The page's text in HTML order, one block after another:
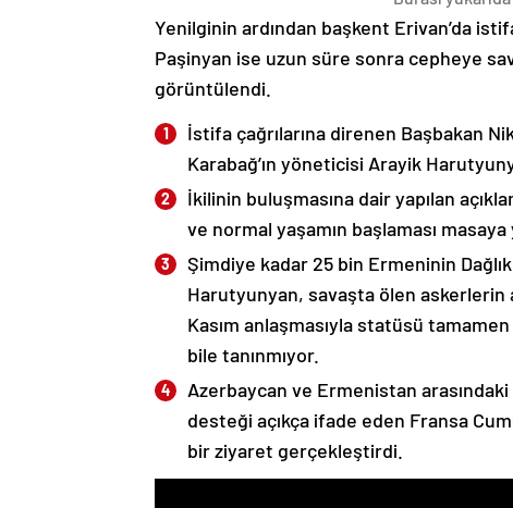
Yenilginin ardından başkent Erivan’da
Paşinyan ise uzun süre sonra cepheye
görüntülendi.
İstifa çağrılarına direnen Başbakan
Karabağ’ın yöneticisi Arayik
İkilinin buluşmasına dair yapılan
ve normal yaşamın başlaması masaya
Şimdiye kadar 25 bin Ermeninin
Harutyunyan, savaşta ölen askerlerin
Kasım anlaşmasıyla statüsü
bile tanınmıyor.
Azerbaycan ve Ermenistan
desteği açıkça ifade eden Fransa
bir ziyaret gerçekleştirdi.